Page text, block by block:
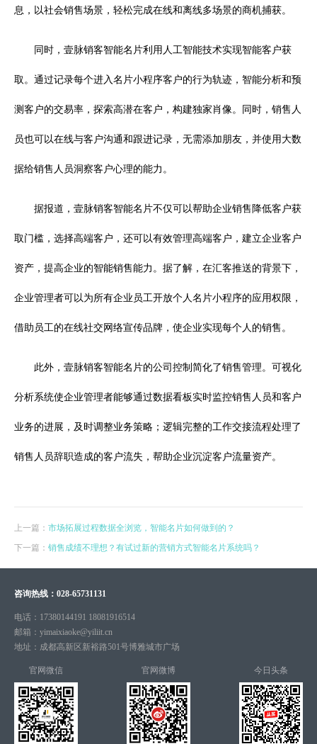
息，以社会销售场景，轻松完成在线和离线多场景的商机捕获。
同时，壹脉销客智能名片利用人工智能技术实现智能客户获
取。通过记录每个进入名片小程序客户的行为轨迹，智能分析和预
测客户的交易率，探索高潜在客户，构建独家肖像。同时，销售人
员也可以在线与客户沟通和跟进记录，无需添加朋友，并使用大数
据给销售人员洞察客户心理的能力。
据报道，壹脉销客智能名片不仅可以帮助企业销售降低客户获
取门槛，选择高端客户，还可以有效管理高端客户，建立企业客户
资产，提高企业的智能销售能力。据了解，在汇客推送的背景下，
企业管理者可以为所有企业员工开放个人名片小程序的应用权限，
借助员工的在线社交网络宣传品牌，使企业实现每个人的销售。
此外，壹脉销客智能名片的公司控制简化了销售管理。可视化
分析系统使企业管理者能够通过数据看板实时监控销售人员和客户
业务的进展，及时调整业务策略；逻辑完整的工作交接流程处理了
销售人员辞职造成的客户流失，帮助企业沉淀客户流量资产。
上一篇： 市场拓展过程数据全浏览，智能名片如何做到的？
下一篇： 销售成绩不理想？有试过新的营销方式智能名片系统吗？
咨询热线： 028-65731131
电话： 17380144191 18081916514
邮箱： yimaixiaoke@yiliit.cn
地址： 成都高新区新裕路501号博雅城市广场
官网微信 官网微博 今日头条